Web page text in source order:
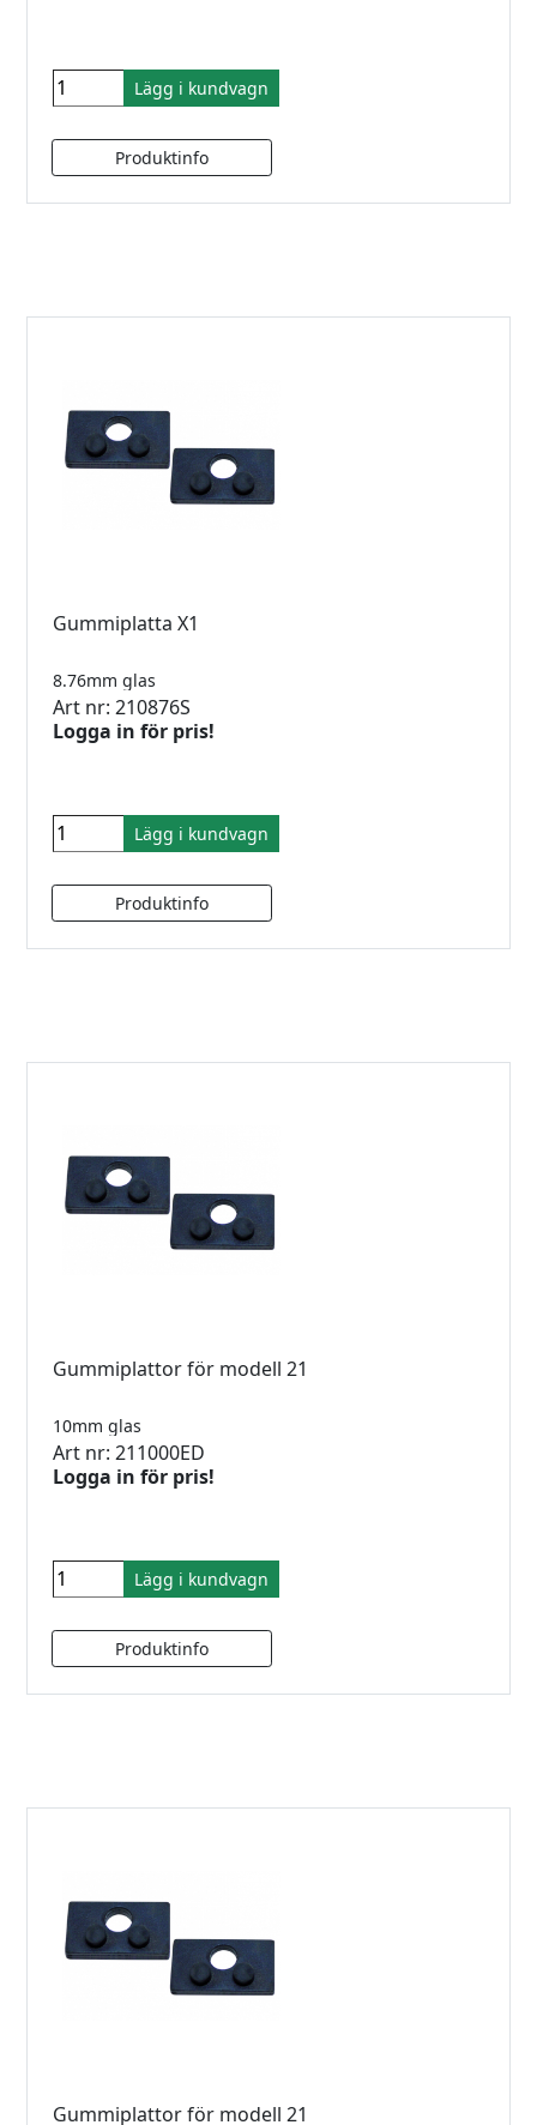
Lägg i kundvagn
Gummiplatta X1
8.76mm glas
Art nr: 210876S
Logga in för pris!
Lägg i kundvagn
Gummiplattor för modell 21
10mm glas
Art nr: 211000ED
Logga in för pris!
Lägg i kundvagn
Gummiplattor för modell 21